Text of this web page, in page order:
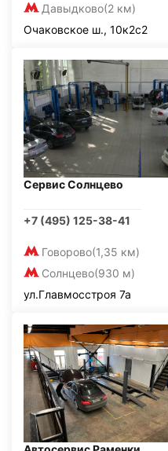
Давыдково(2 км)
Очаковское ш., 10к2с2
Сервис Солнцево
+7 (495) 125-38-41
Говорово(1,35 км)
Солнцево(930 м)
ул.Главмосстроя 7а